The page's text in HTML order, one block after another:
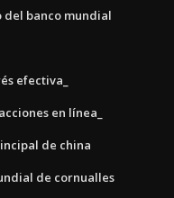
banco mundial
efectiva_
en línea_
de china
de cornualles